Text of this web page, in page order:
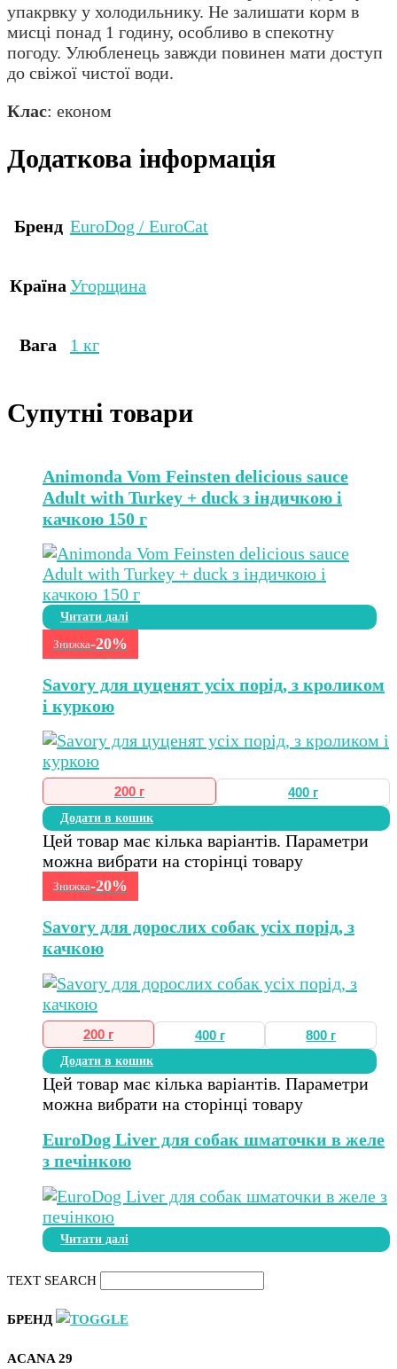
упакрвку у холодильнику. Не залишати корм в
мисці понад 1 годину, особливо в спекотну
погоду. Улюбленець завжди повинен мати доступ
до свіжої чистої води.
Клас: економ
Додаткова інформація
Бренд EuroDog / EuroCat
Країна Угорщина
Вага 1 кг
Супутні товари
Animonda Vom Feinsten delicious sauce
Adult with Turkey + duck з індичкою і
качкою 150 г
Читати далі
Знижка-20%
Savory для цуценят усіх порід, з кроликом
і куркою
200 г 400 г
Додати в кошик
Цей товар має кілька варіантів. Параметри
можна вибрати на сторінці товару
Знижка-20%
Savory для дорослих собак усіх порід, з
качкою
200 г 400 г 800 г
Додати в кошик
Цей товар має кілька варіантів. Параметри
можна вибрати на сторінці товару
EuroDog Liver для собак шматочки в желе
з печінкою
Читати далі
TEXT SEARCH
БРЕНД
ACANA 29